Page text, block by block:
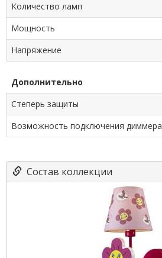
Количество ламп
Мощность
Напряжение
Дополнительно
Степерь защиты
Возможность подключения диммера
Состав коллекции